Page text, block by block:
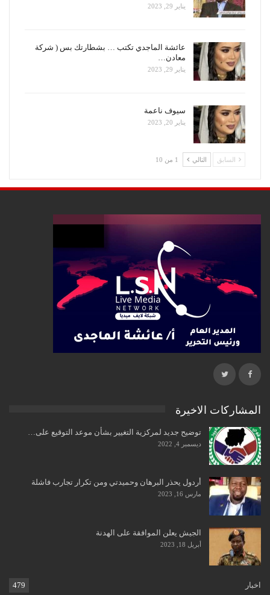
يناير 29, 2023
عائشة الماجدي تكتب … بشطارتك بس ( شركة
معادن…
يناير 29, 2023
سيوف ناعمة
يناير 20, 2023
السابق التالي 1 من 10
المشاركات الاخيرة
توضيح جديد لمركزية التغيير بشأن موعد التوقيع على…
ديسمبر 4, 2022
أردول يحذر البرهان وحميدتي ومن تكرار تجارب فاشلة
مارس 16, 2023
الجيش يعلن الموافقة على الهدنة
أبريل 18, 2023
اخبار 479